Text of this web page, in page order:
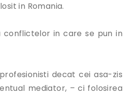
in Romania.
in care se pun in
decat cei asa-zis
mediator, – ci folosirea